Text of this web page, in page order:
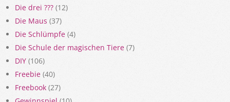
Die drei ??? (12)
Die Maus (37)
Die Schlümpfe (4)
Die Schule der magischen Tiere (7)
DIY (106)
Freebie (40)
Freebook (27)